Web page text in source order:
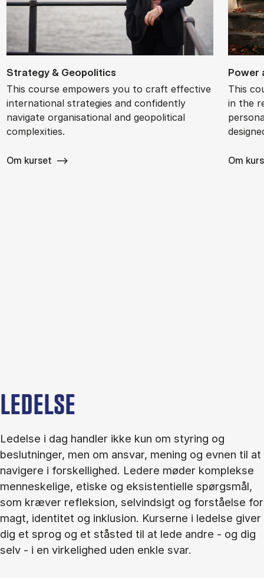
Strategy & Geo­pol­it­ics
This course empowers you to craft effective
international strategies and confidently
navigate organisational and geopolitical
complexities.
Om kurset
Power
This
in the
Om
LEDELSE
Ledelse i dag handler ikke kun om styring og
beslutninger, men om ansvar, mening og evnen til at
navigere i forskellighed. Ledere møder komplekse
menneskelige, etiske og eksistentielle spørgsmål,
som kræver refleksion, selvindsigt og forståelse for
magt, identitet og inklusion. Kurserne i ledelse giver
dig et sprog og et ståsted til at lede andre - og dig
selv - i en virkelighed uden enkle svar.